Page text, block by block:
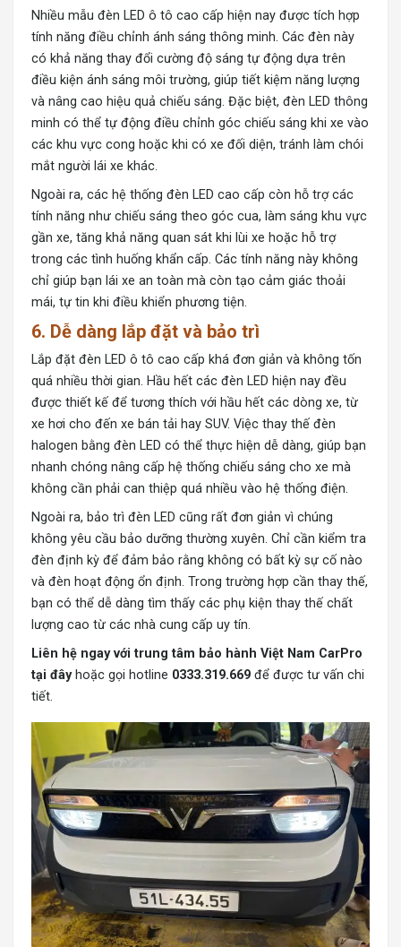
Nhiều mẫu đèn LED ô tô cao cấp hiện nay được tích hợp
tính năng điều chỉnh ánh sáng thông minh. Các đèn này
có khả năng thay đổi cường độ sáng tự động dựa trên
điều kiện ánh sáng môi trường, giúp tiết kiệm năng lượng
và nâng cao hiệu quả chiếu sáng. Đặc biệt, đèn LED thông
minh có thể tự động điều chỉnh góc chiếu sáng khi xe vào
các khu vực cong hoặc khi có xe đối diện, tránh làm chói
mắt người lái xe khác.
Ngoài ra, các hệ thống đèn LED cao cấp còn hỗ trợ các
tính năng như chiếu sáng theo góc cua, làm sáng khu vực
gần xe, tăng khả năng quan sát khi lùi xe hoặc hỗ trợ
trong các tình huống khẩn cấp. Các tính năng này không
chỉ giúp bạn lái xe an toàn mà còn tạo cảm giác thoải
mái, tự tin khi điều khiển phương tiện.
6. Dễ dàng lắp đặt và bảo trì
Lắp đặt đèn LED ô tô cao cấp khá đơn giản và không tốn
quá nhiều thời gian. Hầu hết các đèn LED hiện nay đều
được thiết kế để tương thích với hầu hết các dòng xe, từ
xe hơi cho đến xe bán tải hay SUV. Việc thay thế đèn
halogen bằng đèn LED có thể thực hiện dễ dàng, giúp bạn
nhanh chóng nâng cấp hệ thống chiếu sáng cho xe mà
không cần phải can thiệp quá nhiều vào hệ thống điện.
Ngoài ra, bảo trì đèn LED cũng rất đơn giản vì chúng
không yêu cầu bảo dưỡng thường xuyên. Chỉ cần kiểm tra
đèn định kỳ để đảm bảo rằng không có bất kỳ sự cố nào
và đèn hoạt động ổn định. Trong trường hợp cần thay thế,
bạn có thể dễ dàng tìm thấy các phụ kiện thay thế chất
lượng cao từ các nhà cung cấp uy tín.
Liên hệ ngay với trung tâm bảo hành Việt Nam CarPro
tại đâyhoặc gọi hotline 0333.319.669 để được tư vấn chi
tiết.